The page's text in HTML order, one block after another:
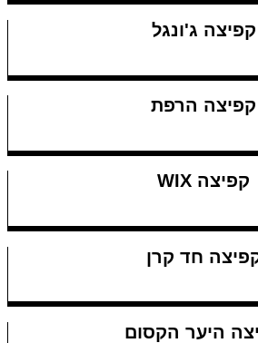
קפיצה ג'ונגל
קפיצה הרפת
קפיצה WIX
חד קרן
היער הקסום